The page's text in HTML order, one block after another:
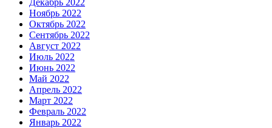
Декабрь 2022
Ноябрь 2022
Октябрь 2022
Сентябрь 2022
Август 2022
Июль 2022
Июнь 2022
Май 2022
Апрель 2022
Март 2022
Февраль 2022
Январь 2022